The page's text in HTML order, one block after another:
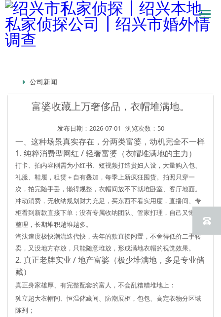
公司新闻
富婆收藏上万奢侈品，衣帽堆满地。
发布日期：2026-07-01 浏览次数：50
一、这种场景真实存在，分两类富婆，动机完全不一样
1. 纯粹消费型网红 / 轻奢富婆（衣帽堆满地的主力）
打卡、拍内容刚需为小红书、短视频打造贵妇人设，大量购入包、
礼服、鞋履，租赁 + 自有叠加，每季上新疯狂囤货。拍照只穿一
次，拍完随手丢，懒得规整，衣帽间放不下就堆卧室、客厅地面。
冲动消费，无收纳规划财力充足，买东西不看实用度，直播间、专
柜看到新款直接下单；没有专属收纳团队、管家打理，自己又懒得
整理，长期堆积越堆越多。
淘汰速度极快潮流迭代快，去年的款直接闲置，不舍得低价二手转
卖，又没地方存放，只能随意堆放，形成满地衣帽的视觉效果。
2. 真正老牌实业 / 地产富婆（极少堆满地，多是专业储
藏）
真正身家雄厚、有完整配套的富人，不会乱糟糟堆地上：
独立超大衣帽间、恒温储藏间、防潮展柜，包包、高定衣物分区域
陈列；